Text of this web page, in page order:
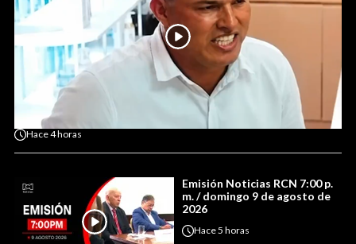
Hace4 horas
Emisión Noticias RCN 7:00 p.
m. / domingo 9 de agosto de
2026
Hace5 horas